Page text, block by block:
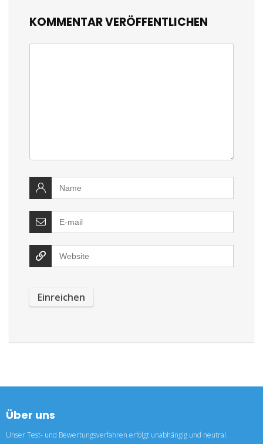
KOMMENTAR VERÖFFENTLICHEN
Über uns
Unser Test- und Bewertungsverfahren erfolgt unabhängig und neutral.